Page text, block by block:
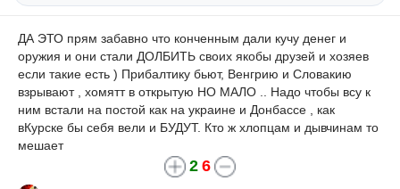
ДА ЭТО прям забавно что конченным дали кучу денег и
оружия и они стали ДОЛБИТЬ своих якобы друзей и хозяев
если такие есть ) Прибалтику бьют, Венгрию и Словакию
взрывают , хомятт в открытую НО МАЛО .. Надо чтобы всу к
ним встали на постой как на украине и Донбассе , как
вКурске бы себя вели и БУДУТ. Кто ж хлопцам и дывчинам то
мешает
2 6